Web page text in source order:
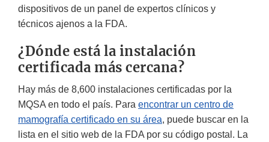
dispositivos de un panel de expertos clínicos y
técnicos ajenos a la FDA.
¿Dónde está la instalación
certificada más cercana?
Hay más de 8,600 instalaciones certificadas por la
MQSA en todo el país. Para encontrar un centro de
mamografía certificado en su área, puede buscar en la
lista en el sitio web de la FDA por su código postal. La